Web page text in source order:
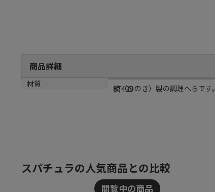
商品詳細
商品説明
桧（ひのき）製の調理へらです。
メーカー品番
87428
材質
桧
スパチュラの人気商品との比較